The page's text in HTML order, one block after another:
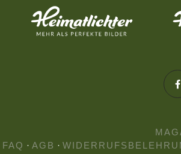
FAQ · AGB ·